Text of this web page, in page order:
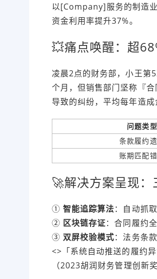
以[Company]服务的制造
资金利用率提升37%。
💥痛点唤醒：超
凌晨2点的财务部，小王第
个月，但销售部门坚称『
导致的纠纷，平均每年造成
问题类型
条款履约
账期匹配
🚀解决方案呈现
①智能追踪算法：自动抓
② 区块链存证：合同履约
③ 双屏校验模式：法务条
<>「系统自动推送的履约
（2023胡润财务管理创新奖